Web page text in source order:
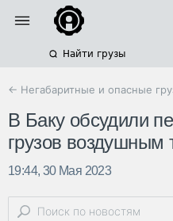
Найти грузы
← Негабаритные и опасные
В Баку обсудили
грузов воздушным
19:44, 30 Мая 2023